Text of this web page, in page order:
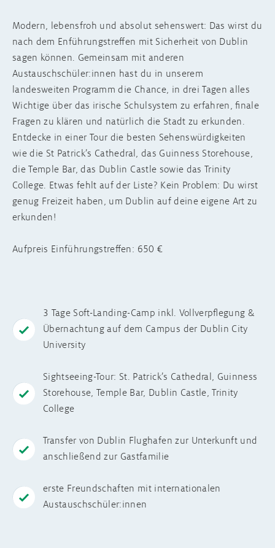
Modern, lebensfroh und absolut sehenswert: Das wirst du
nach dem Enführungstreffen mit Sicherheit von Dublin
sagen können. Gemeinsam mit anderen
Austauschschüler:innen hast du in unserem
landesweiten Programm die Chance, in drei Tagen alles
Wichtige über das irische Schulsystem zu erfahren, finale
Fragen zu klären und natürlich die Stadt zu erkunden.
Entdecke in einer Tour die besten Sehenswürdigkeiten
wie die St Patrick’s Cathedral, das Guinness Storehouse,
die Temple Bar, das Dublin Castle sowie das Trinity
College. Etwas fehlt auf der Liste? Kein Problem: Du wirst
genug Freizeit haben, um Dublin auf deine eigene Art zu
erkunden!
Aufpreis Einführungstreffen: 650 €
3 Tage Soft-Landing-Camp inkl. Vollverpflegung &
Übernachtung auf dem Campus der Dublin City
University
Sightseeing-Tour: St. Patrick’s Cathedral, Guinness
Storehouse, Temple Bar, Dublin Castle, Trinity
College
Transfer von Dublin Flughafen zur Unterkunft und
anschließend zur Gastfamilie
erste Freundschaften mit internationalen
Austauschschüler:innen